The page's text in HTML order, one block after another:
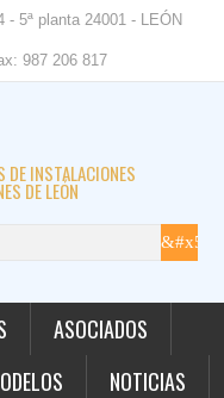
5ª planta 24001 - LEÓN
987 206 817
DE INSTALACIONES
DE LEÓN
ASOCIADOS
NOTICIAS